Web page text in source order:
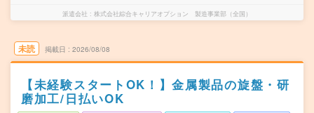
派遣会社 株式会社綜合キャリアオプション 製造事業部（全国）
未読 掲載日 2026/08/08
【未経験スタートOK！】金属製品の旋盤・研
磨加工/日払いOK